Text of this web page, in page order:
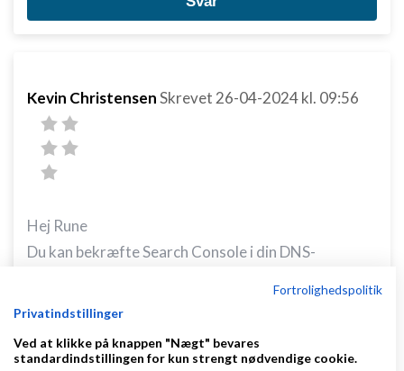
Kevin ChristensenSkrevet 26-04-2024kl. 09:56
Hej Rune
Du kan bekræfte Search Console i din DNS-
Fortrolighedspolitik
Privatindstillinger
Ved at klikke på knappen "Nægt" bevares
standardindstillingen for kun strengt nødvendige cookie.